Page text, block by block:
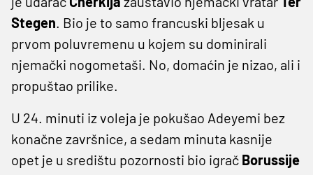
Stegen. Bio je to samo francuski bljesak u
prvom poluvremenu u kojem su dominirali
njemački nogometaši. No, domaćin je nizao, ali i
propuštao prilike.
U 24. minuti iz voleja je pokušao Adeyemi bez
konačne završnice, a sedam minuta kasnije
opet je u središtu pozornosti bio igrač Borussije